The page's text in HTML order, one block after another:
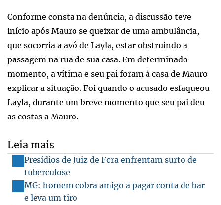
Conforme consta na denúncia, a discussão teve
início após Mauro se queixar de uma ambulância,
que socorria a avó de Layla, estar obstruindo a
passagem na rua de sua casa. Em determinado
momento, a vítima e seu pai foram à casa de Mauro
explicar a situação. Foi quando o acusado esfaqueou
Layla, durante um breve momento que seu pai deu
as costas a Mauro.
Leia mais
Presídios de Juiz de Fora enfrentam surto de
tuberculose
MG: homem cobra amigo a pagar conta de bar
e leva um tiro